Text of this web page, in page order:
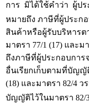
การ  มิได้ใช้คำว่า  ผู้
หมายถึง ภาษีที่ผู้ประกอ
สินค้าหรือผู้รับบริหาร
มาตรา 77/1 (17) และ
ถึงภาษีที่ผู้ประกอบการ
อื่นเรียกเก็บตามที่บัญญั
(18) และมาตรา 82/4 ว
บัญญัติไว้ในมาตรา 82/